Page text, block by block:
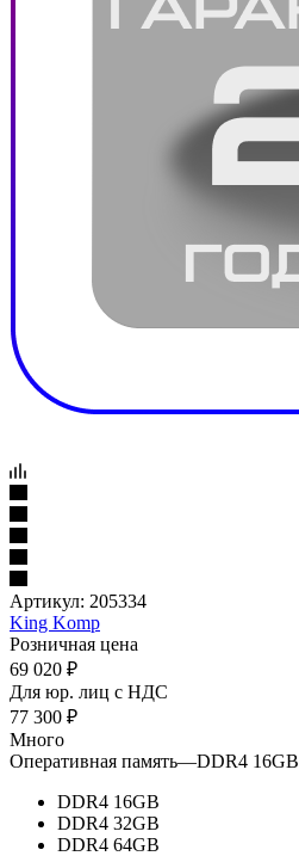
Артикул: 205334
King Komp
Розничная цена
69 020 ₽
Для юр. лиц c НДС
77 300 ₽
Много
Оперативная память—DDR4 16GB
DDR4 16GB
DDR4 32GB
DDR4 64GB